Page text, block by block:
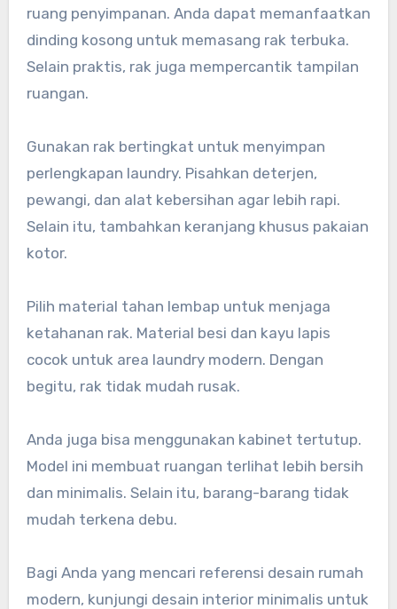
ruang penyimpanan. Anda dapat memanfaatkan
dinding kosong untuk memasang rak terbuka.
Selain praktis, rak juga mempercantik tampilan
ruangan.
Gunakan rak bertingkat untuk menyimpan
perlengkapan laundry. Pisahkan deterjen,
pewangi, dan alat kebersihan agar lebih rapi.
Selain itu, tambahkan keranjang khusus pakaian
kotor.
Pilih material tahan lembap untuk menjaga
ketahanan rak. Material besi dan kayu lapis
cocok untuk area laundry modern. Dengan
begitu, rak tidak mudah rusak.
Anda juga bisa menggunakan kabinet tertutup.
Model ini membuat ruangan terlihat lebih bersih
dan minimalis. Selain itu, barang-barang tidak
mudah terkena debu.
Bagi Anda yang mencari referensi desain rumah
modern, kunjungi desain interior minimalis untuk